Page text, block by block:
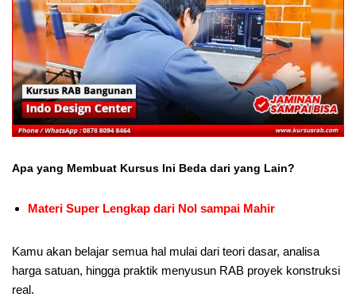
Apa yang Membuat Kursus Ini Beda dari yang Lain?
Materi Super Lengkap dari Nol sampai Mahir
Kamu akan belajar semua hal mulai dari teori dasar, analisa
harga satuan, hingga praktik menyusun RAB proyek konstruksi
real.